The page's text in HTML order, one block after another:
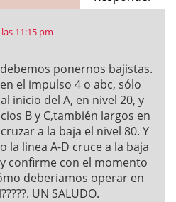
11:15 pm
ponernos bajistas.
el impulso 4 o abc, sólo
inicio del A, en nivel 20, y
B y C,también largos en
a la baja el nivel 80. Y
la linea A-D cruce a la baja
confirme con el momento
deberiamos operar en
UN SALUDO.